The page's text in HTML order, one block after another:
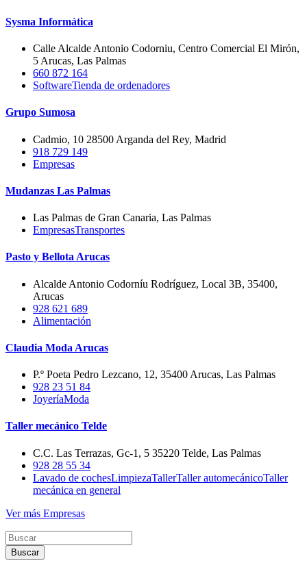
Sysma Informática
Calle Alcalde Antonio Codorniu, Centro Comercial El Mirón,
5 Arucas, Las Palmas
660 872 164
SoftwareTienda de ordenadores
Grupo Sumosa
Cadmio, 10 28500 Arganda del Rey, Madrid
918 729 149
Empresas
Mudanzas Las Palmas
Las Palmas de Gran Canaria, Las Palmas
EmpresasTransportes
Pasto y Bellota Arucas
Alcalde Antonio Codorníu Rodríguez, Local 3B, 35400,
Arucas
928 621 689
Alimentación
Claudia Moda Arucas
P.º Poeta Pedro Lezcano, 12, 35400 Arucas, Las Palmas
928 23 51 84
JoyeríaModa
Taller mecánico Telde
C.C. Las Terrazas, Gc-1, 5 35220 Telde, Las Palmas
928 28 55 34
Lavado de cochesLimpiezaTallerTaller automecánicoTaller
mecánica en general
Ver más Empresas
Buscar
por